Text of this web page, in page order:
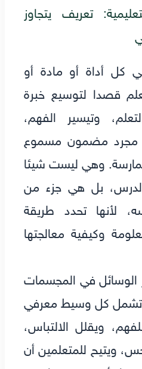
تعريف يتجاوز
كل أداة أو مادة أو
قصدا لتوسيع خبرة
وتيسير الفهم،
مجرد مضمون مسموع
وهي ليست شيئا
بل هي جزء من
لأنها تحدد طريقة
وكيفية معالجتها
الوسائل في المجسمات
تشمل كل وسيط معرفي
ويقلل الالتباس،
ويتيح للمتعلمين أن